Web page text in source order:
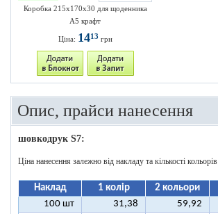
Коробка 215х170х30 для щоденника
А5 крафт
Ціна: 1413 грн
Опис, прайси нанесення
шовкодрук S7:
Ціна нанесення залежно від накладу та кількості кольорів
Наклад 1 колір 2 кольори
100 шт
31,38 59,92